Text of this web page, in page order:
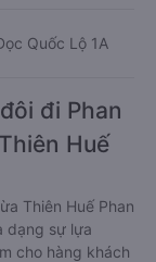
Quốc Lộ 1A
đi Phan
Huế
Thiên Huế Phan
dạng sự lựa
cho hàng khách